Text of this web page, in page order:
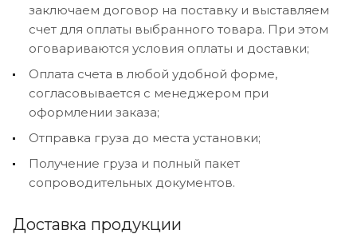
заключаем договор на поставку и выставляем
счет для оплаты выбранного товара. При этом
оговариваются условия оплаты и доставки;
Оплата счета в любой удобной форме,
согласовывается с менеджером при
оформлении заказа;
Отправка груза до места установки;
Получение груза и полный пакет
сопроводительных документов.
Доставка продукции